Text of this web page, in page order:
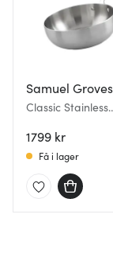
Samuel Groves
Classic Stainless
1799 kr
Få i lager